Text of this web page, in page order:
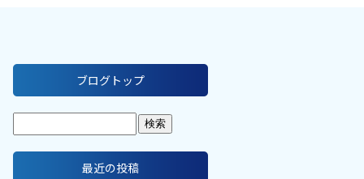
ブログトップ
最近の投稿